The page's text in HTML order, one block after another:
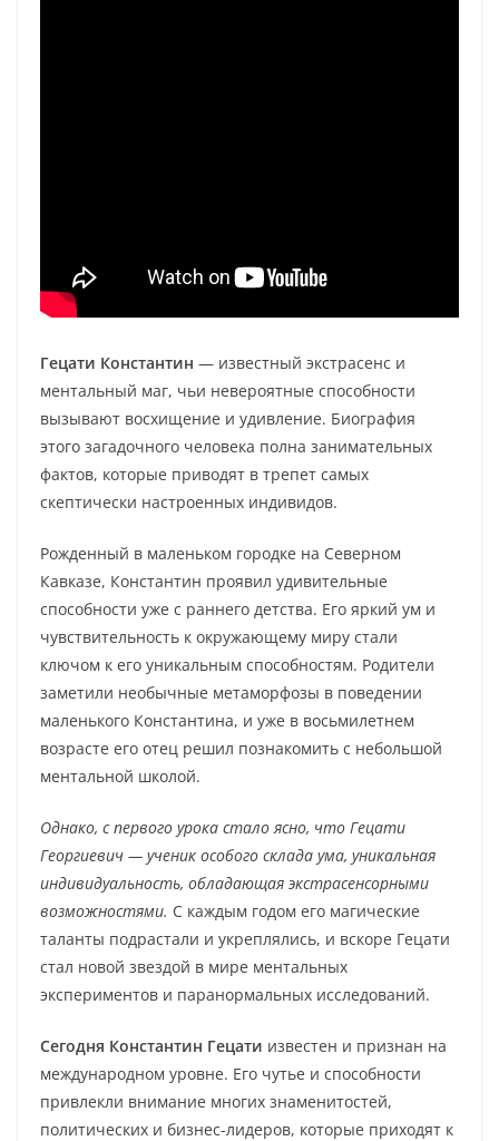
Гецати Константин — известный экстрасенс и
ментальный маг, чьи невероятные способности
вызывают восхищение и удивление. Биография
этого загадочного человека полна занимательных
фактов, которые приводят в трепет самых
скептически настроенных индивидов.
Рожденный в маленьком городке на Северном
Кавказе, Константин проявил удивительные
способности уже с раннего детства. Его яркий ум и
чувствительность к окружающему миру стали
ключом к его уникальным способностям. Родители
заметили необычные метаморфозы в поведении
маленького Константина, и уже в восьмилетнем
возрасте его отец решил познакомить с небольшой
ментальной школой.
Однако, с первого урока стало ясно, что Гецати
Георгиевич — ученик особого склада ума, уникальная
индивидуальность, обладающая экстрасенсорными
возможностями. С каждым годом его магические
таланты подрастали и укреплялись, и вскоре Гецати
стал новой звездой в мире ментальных
экспериментов и паранормальных исследований.
Сегодня Константин Гецати известен и признан на
международном уровне. Его чутье и способности
привлекли внимание многих знаменитостей,
политических и бизнес-лидеров, которые приходят к